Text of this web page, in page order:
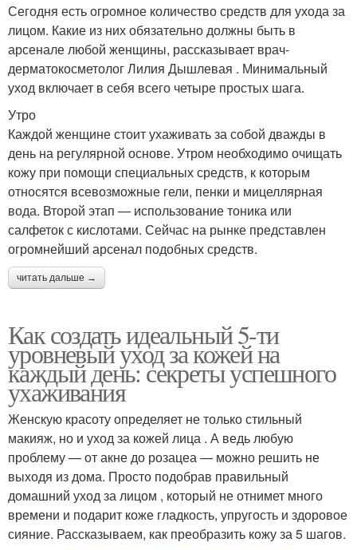
Сегодня есть огромное количество средств для ухода за
лицом. Какие из них обязательно должны быть в
арсенале любой женщины, рассказывает врач-
дерматокосметолог Лилия Дышлевая . Минимальный
уход включает в себя всего четыре простых шага.
Утро
Каждой женщине стоит ухаживать за собой дважды в
день на регулярной основе. Утром необходимо очищать
кожу при помощи специальных средств, к которым
относятся всевозможные гели, пенки и мицеллярная
вода. Второй этап — использование тоника или
салфеток с кислотами. Сейчас на рынке представлен
огромнейший арсенал подобных средств.
читать дальше →
Как создать идеальный 5-ти
уровневый уход за кожей на
каждый день: секреты успешного
ухаживания
Женскую красоту определяет не только стильный
макияж, но и уход за кожей лица . А ведь любую
проблему — от акне до розацеа — можно решить не
выходя из дома. Просто подобрав правильный
домашний уход за лицом , который не отнимет много
времени и подарит коже гладкость, упругость и здоровое
сияние. Рассказываем, как преобразить кожу за 5 шагов.